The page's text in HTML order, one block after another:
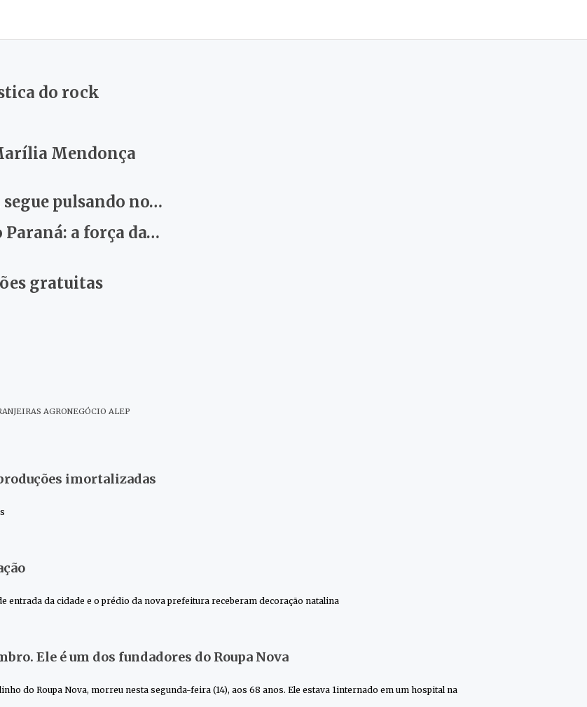
do rock
Mendonça
pulsando no…
a força da…
gratuitas
AGRONEGÓCIO ALEP
imortalizadas
entrada da cidade e o prédio da nova prefeitura receberam decoração natalina
Ele é um dos fundadores do Roupa Nova
do Roupa Nova, morreu nesta segunda-feira (14), aos 68 anos. Ele estava 1internado em um hospital na